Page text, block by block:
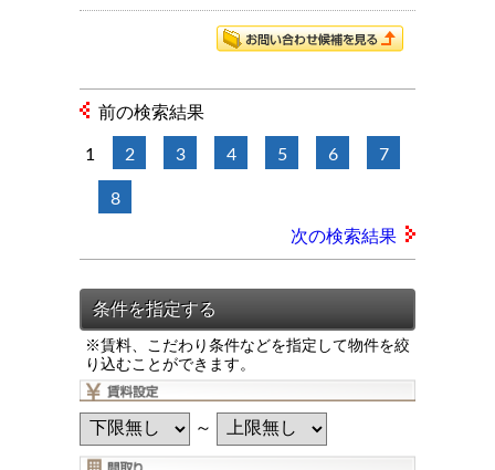
前の検索結果
1 2 3 4 5 6 7
8
次の検索結果
※賃料、こだわり条件などを指定して物件を絞
り込むことができます。
～